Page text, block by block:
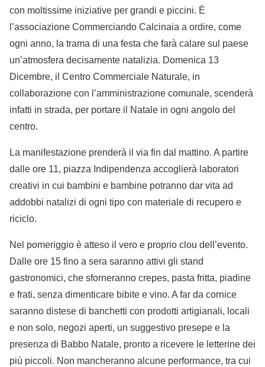
con moltissime iniziative per grandi e piccini. È
l’associazione Commerciando Calcinaia a ordire, come
ogni anno, la trama di una festa che farà calare sul paese
un’atmosfera decisamente natalizia. Domenica 13
Dicembre, il Centro Commerciale Naturale, in
collaborazione con l’amministrazione comunale, scenderà
infatti in strada, per portare il Natale in ogni angolo del
centro.
La manifestazione prenderà il via fin dal mattino. A partire
dalle ore 11, piazza Indipendenza accoglierà laboratori
creativi in cui bambini e bambine potranno dar vita ad
addobbi natalizi di ogni tipo con materiale di recupero e
riciclo.
Nel pomeriggio è atteso il vero e proprio clou dell’evento.
Dalle ore 15 fino a sera saranno attivi gli stand
gastronomici, che sforneranno crepes, pasta fritta, piadine
e frati, senza dimenticare bibite e vino. A far da cornice
saranno distese di banchetti con prodotti artigianali, locali
e non solo, negozi aperti, un suggestivo presepe e la
presenza di Babbo Natale, pronto a ricevere le letterine dei
più piccoli. Non mancheranno alcune performance, tra cui